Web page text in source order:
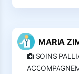
MARIA
SOINS